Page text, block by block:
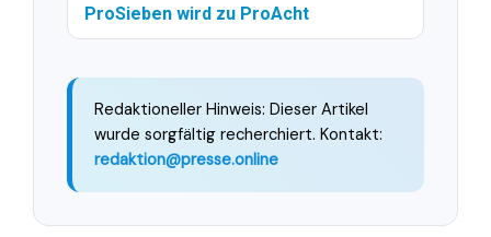
ProSieben wird zu ProAcht
Redaktioneller Hinweis: Dieser Artikel
wurde sorgfältig recherchiert. Kontakt:
redaktion@presse.online